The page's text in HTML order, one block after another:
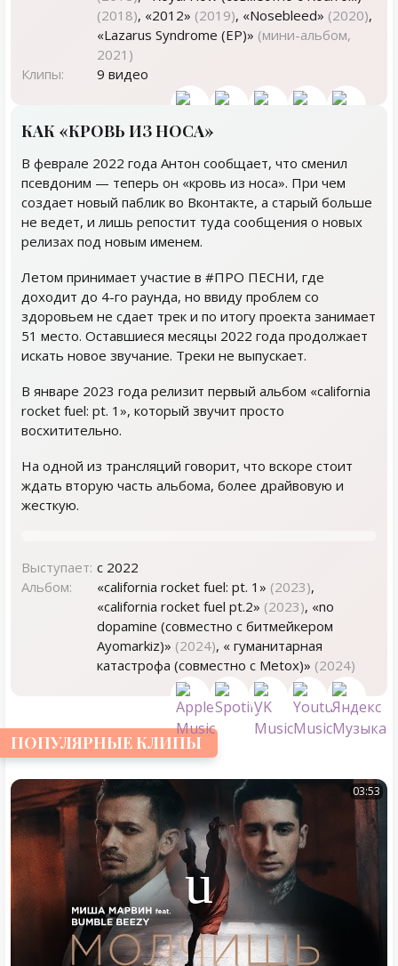
(2018), «2012» (2019), «Nosebleed» (2020),
«Lazarus Syndrome (EP)» (мини-альбом,
2021)
Клипы:
9 видео
КАК «КРОВЬ ИЗ НОСА»
В феврале 2022 года Антон сообщает, что сменил
псевдоним — теперь он «кровь из носа». При чем
создает новый паблик во Вконтакте, а старый больше
не ведет, и лишь репостит туда сообщения о новых
релизах под новым именем.
Летом принимает участие в #ПРО ПЕСНИ, где
доходит до 4-го раунда, но ввиду проблем со
здоровьем не сдает трек и по итогу проекта занимает
51 место. Оставшиеся месяцы 2022 года продолжает
искать новое звучание. Треки не выпускает.
В январе 2023 года релизит первый альбом «california
rocket fuel: pt. 1», который звучит просто
восхитительно.
На одной из трансляций говорит, что вскоре стоит
ждать вторую часть альбома, более драйвовую и
жесткую.
Выступает: с 2022
Альбом:
«california rocket fuel: pt. 1» (2023),
«california rocket fuel pt.2» (2023), «no
dopamine (совместно с битмейкером
Ayomarkiz)» (2024), « гуманитарная
катастрофа (совместно с Metox)» (2024)
ПОПУЛЯРНЫЕ КЛИПЫ
03:53